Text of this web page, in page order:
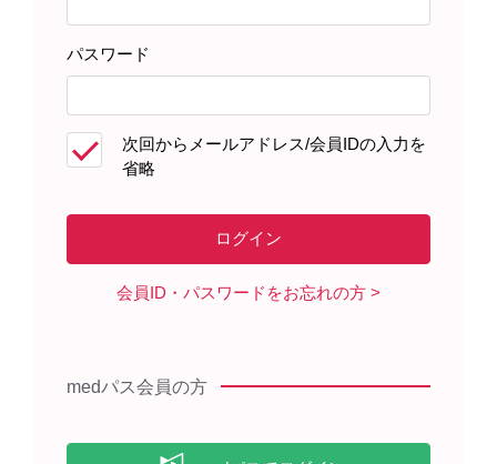
Kraus A, et al. Kidney international. 2018;94(5):887-
エベレンゾ錠（20㎎・50㎎・100㎎）に係る医薬品リ
日本腎臓病学会. HIF-PH 阻害薬適正使用に関する
recommendation. 日腎会誌. 2020；62（7）：711-
文書をご参照ください。
パスワード
次回からメールアドレス/会員IDの入力を
省略
会員ID・パスワードをお忘れの方
medパス会員の方